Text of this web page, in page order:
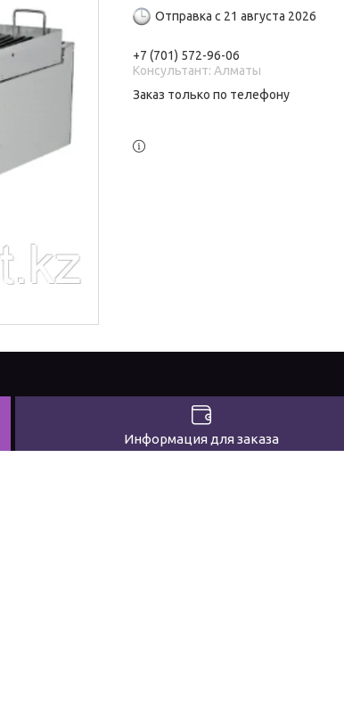
Отправка с 21 августа 2026
+7 (701) 572-96-06
Консультант: Алматы
Заказ только по телефону
Информация для заказа